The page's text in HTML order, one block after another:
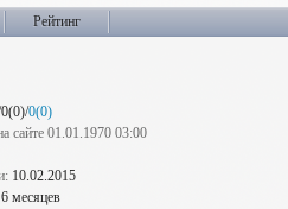
Рейтинг
0(0)
сайте 01.01.1970 03:00
10.02.2015
месяцев